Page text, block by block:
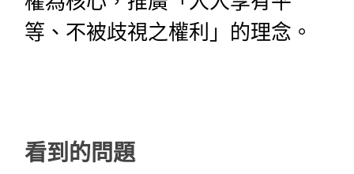
等、不被歧視之權利」的理念。
看到的問題